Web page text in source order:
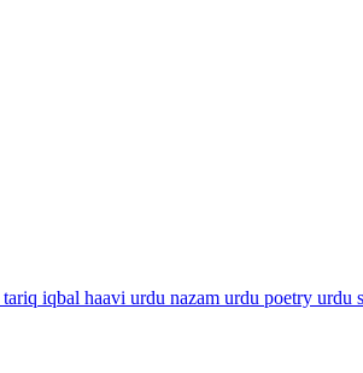
tariq iqbal haavi urdu nazam urdu poetry urdu